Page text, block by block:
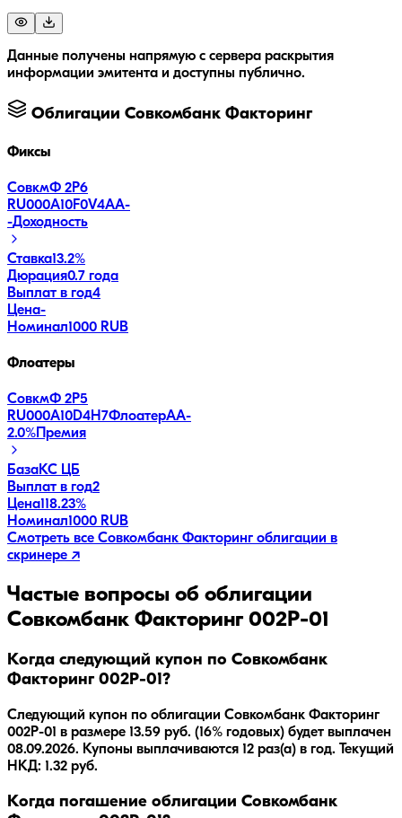
Данные получены напрямую с сервера раскрытия
информации эмитента и доступны публично.
Облигации Совкомбанк Факторинг
Фиксы
СовкмФ 2Р6
RU000A10F0V4AA-
-Доходность
Ставка13.2%
Дюрация0.7 года
Выплат в год4
Цена-
Номинал1000 RUB
Флоатеры
СовкмФ 2Р5
RU000A10D4H7ФлоатерAA-
2.0%Премия
БазаКС ЦБ
Выплат в год2
Цена118.23%
Номинал1000 RUB
Смотреть все Совкомбанк Факторинг облигации в
скринере ↗
Частые вопросы об облигации
Совкомбанк Факторинг 002P-01
Когда следующий купон по Совкомбанк
Факторинг 002P-01?
Следующий купон по облигации Совкомбанк Факторинг
002P-01 в размере 13.59 руб. (16% годовых) будет выплачен
08.09.2026. Купоны выплачиваются 12 раз(а) в год. Текущий
НКД: 1.32 руб.
Когда погашение облигации Совкомбанк